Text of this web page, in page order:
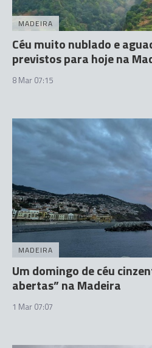
MADEIRA
Céu muito nublado e
previstos para hoje na
8 Mar 07:15
MADEIRA
Um domingo de céu
abertas” na Madeira
1 Mar 07:07